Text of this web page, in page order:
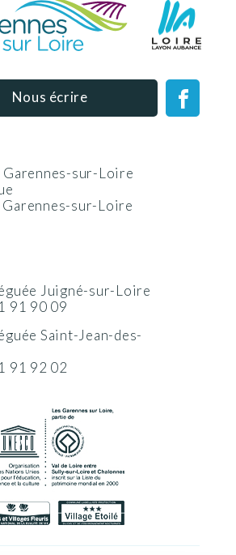
Nous écrire
Garennes-sur-Loire
sur-Loire
Juigné-sur-Loire
91 90 09
Saint-Jean-des-
91 92 02